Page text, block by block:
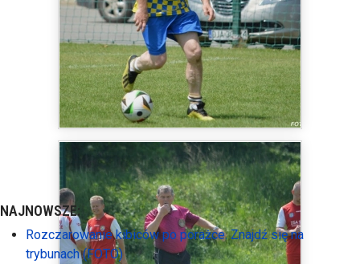
NAJNOWSZE:
Rozczarowanie kibiców po porażce. Znajdź się na
trybunach (FOTO)